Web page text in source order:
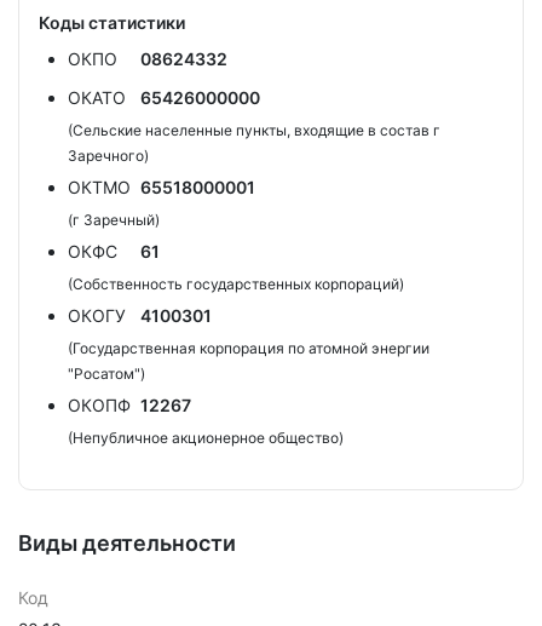
Коды статистики
ОКПО
08624332
ОКАТО
65426000000
(Сельские населенные пункты, входящие в состав г
Заречного)
ОКТМО 65518000001
(г Заречный)
ОКФС 61
(Собственность государственных корпораций)
ОКОГУ 4100301
(Государственная корпорация по атомной энергии
"Росатом")
ОКОПФ 12267
(Непубличное акционерное общество)
Виды деятельности
Код